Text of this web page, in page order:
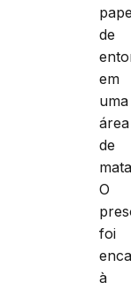
de
em
uma
área
de
O
foi
à